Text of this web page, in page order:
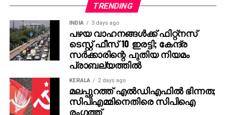
പ്രോസസ്സിംഗ് ഫീസ് എന്ന പേരില്‍ പണം അടയ്ക്കാനും
ആവശ്യപ്പെടുന്നതാണ് സാധാരണ രീതി. ചിലര്‍
മാല്‍വെയര്‍ ഇന്‍സ്റ്റാള്‍ ചെയ്യാനോ ഡാറ്റ
മോഷ്ടിക്കാനോ ലക്ഷ്യമിട്ടുള്ള വ്യാജ അഭിമുഖ
സോഫ്റ്റ്‌വെയറുകളും അയക്കുന്നു. ഇത്തരം തട്ടിപ്പുകള്‍
വ്യക്തികള്‍ക്കും സ്ഥാപനങ്ങള്‍ക്കും ഗുരുതരമായ
ഭീഷണിയാണെന്ന് ഗൂഗിള്‍ മുന്നറിയിപ്പ് നല്‍കി.
നിയമാനുസൃത തൊഴിലുടമകള്‍ ഒരിക്കലും സാമ്പത്തിക
വിവരങ്ങളോ പേയ്‌മെന്റെ് ആവശ്യങ്ങളോ
TRENDING
INDIA 3 days ago
പഴയ വാഹനങ്ങള്‍ക്ക് ഫിറ്റ്‌നസ്
ടെസ്റ്റ് ഫീസ് 10 ഇരട്ടി; കേന്ദ്ര
സര്‍ക്കാരിന്റെ പുതിയ നിയമം
പ്രാബല്യത്തില്‍
KERALA 2 days ago
മലപ്പുറത്ത് എല്‍ഡിഎഫില്‍ ഭിന്നത;
സിപിഎമ്മിനെതിരെ സിപിഐ
രംഗത്ത്